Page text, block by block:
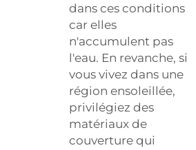
dans ces conditions
car elles
n'accumulent pas
l'eau. En revanche, si
vous vivez dans une
région ensoleillée,
privilégiez des
matériaux de
couverture qui